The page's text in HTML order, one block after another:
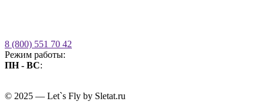
8 (800) 551 70 42
Режим работы:
ПН - ВС:
© 2025 — Let`s Fly by Sletat.ru